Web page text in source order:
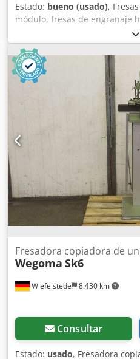
Estado: bueno (usado),
módulo, fresas de engranaje
dentado, cabezales de
cilíndricas frontales, fresas
helicoidales, fresas
A Srnon Nor -1 fresa: Ø 52/
Peso: 2 kg
Wiefelstede 8.430 km
Fresadora copiadora de
Wegoma Sk6
Consultar
Estado: usado, Fresadora